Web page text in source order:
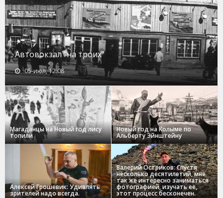
Автовокзал "на троих"
05-июл, 12:08
Магаданцы на Новый год лису
топили
Новый год на Колыме по
Альберту Эйнштейну
Алексей Грошевик: Удивлять
зрителей надо всегда.
Валерий Остриков: Спустя
несколько десятилетий, мне
так же интересно заниматься
фотографией, изучать ее,
этот процесс бесконечен.